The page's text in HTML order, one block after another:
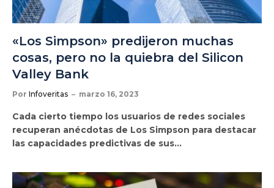
«Los Simpson» predijeron muchas
cosas, pero no la quiebra del Silicon
Valley Bank
Por Infoveritas marzo 16, 2023
Cada cierto tiempo los usuarios de redes sociales
recuperan anécdotas de Los Simpson para destacar
las capacidades predictivas de sus…